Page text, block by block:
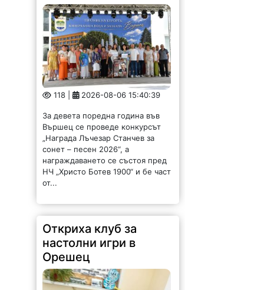
118 | 2026-08-06 15:40:39
За девета поредна година във
Вършец се проведе конкурсът
„Награда Лъчезар Станчев за
сонет – песен 2026“, а
награждаването се състоя пред
НЧ „Христо Ботев 1900“ и бе част
от...
Откриха клуб за
настолни игри в
Орешец